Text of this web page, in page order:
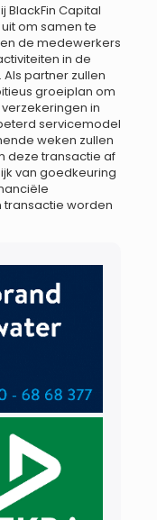
BlackFin Capital
om samen te
de medewerkers
in de
partner zullen
groeiplan om
in
servicemodel
weken zullen
deze transactie af
van goedkeuring
worden